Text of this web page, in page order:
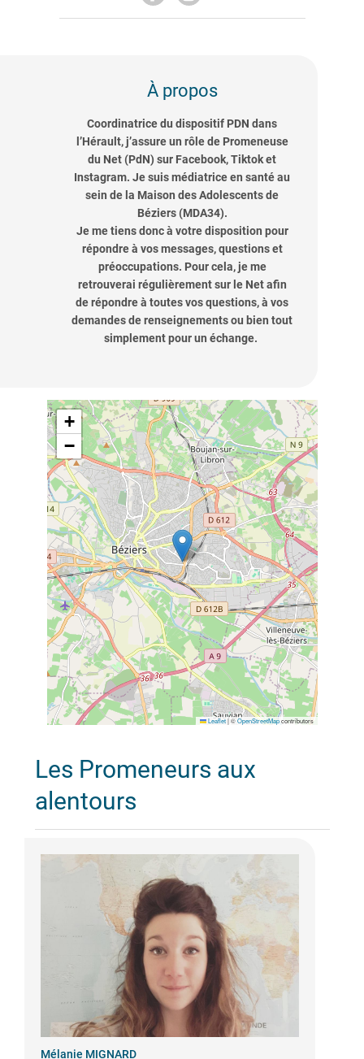
À propos
Coordinatrice du dispositif PDN dans
l’Hérault, j’assure un rôle de Promeneuse
du Net (PdN) sur Facebook, Tiktok et
Instagram. Je suis médiatrice en santé au
sein de la Maison des Adolescents de
Béziers (MDA34).
Je me tiens donc à votre disposition pour
répondre à vos messages, questions et
préoccupations. Pour cela, je me
retrouverai régulièrement sur le Net afin
de répondre à toutes vos questions, à vos
demandes de renseignements ou bien tout
simplement pour un échange.
+
−
Leaflet |©OpenStreetMapcontributors
Les Promeneurs aux
alentours
Mélanie MIGNARD